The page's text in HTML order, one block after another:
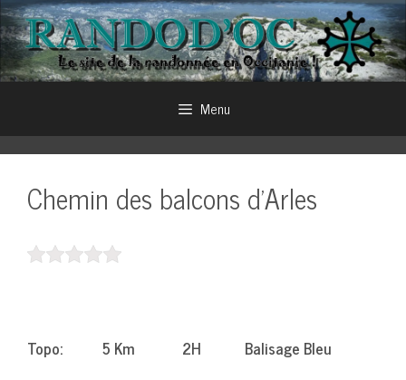
Aller
au
contenu
Menu
Chemin des balcons d’Arles
Topo: 5 Km 2H Balisage Bleu